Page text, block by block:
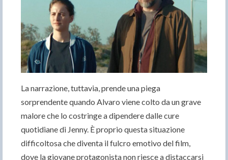
La narrazione, tuttavia, prende una piega
sorprendente quando Alvaro viene colto da un grave
malore che lo costringe a dipendere dalle cure
quotidiane di Jenny. È proprio questa situazione
difficoltosa che diventa il fulcro emotivo del film,
dove la giovane protagonista non riesce a distaccarsi